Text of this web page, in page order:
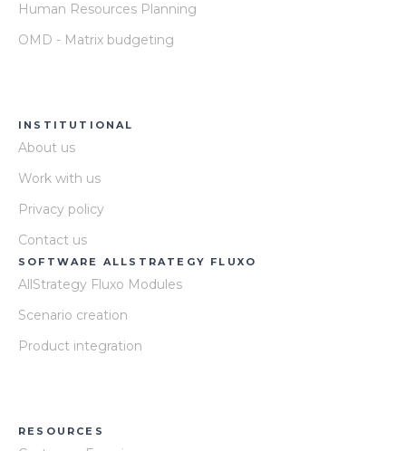
Human Resources Planning
OMD - Matrix budgeting
INSTITUTIONAL
About us
Work with us
Privacy policy
Contact us
SOFTWARE ALLSTRATEGY FLUXO
AllStrategy Fluxo Modules
Scenario creation
Product integration
RESOURCES